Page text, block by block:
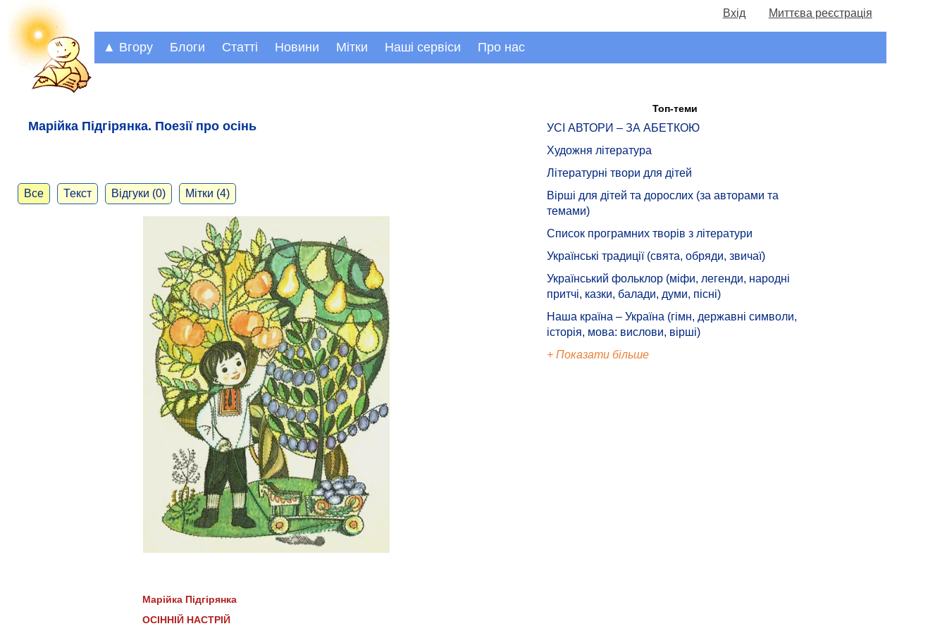
Вхід Миттєва реєстрація
▲ Вгору Блоги Статті Новини Мітки Наші сервіси Про нас
Марійка Підгірянка. Поезії про осінь
Все Текст Відгуки (0) Мітки (4)
Марійка Підгірянка
ОСІННІЙ НАСТРІЙ
Топ-теми
УСІ АВТОРИ – ЗА АБЕТКОЮ
Художня література
Літературні твори для дітей
Вірші для дітей та дорослих (за авторами та
темами)
Список програмних творів з літератури
Українські традиції (свята, обряди, звичаї)
Український фольклор (міфи, легенди, народні
притчі, казки, балади, думи, пісні)
Наша країна – Україна (гімн, державні символи,
історія, мова: вислови, вірші)
+ Показати більше